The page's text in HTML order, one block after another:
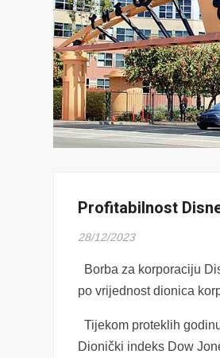
Profitabilnost
28/12/2023
Borba za korporaciju
po vrijednost dionica
Tijekom proteklih
Dionički indeks Dow